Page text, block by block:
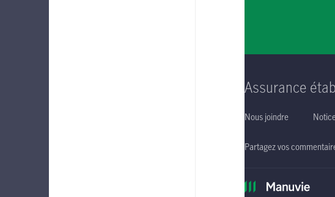
Assurance
Nous joindre
Partagez vos